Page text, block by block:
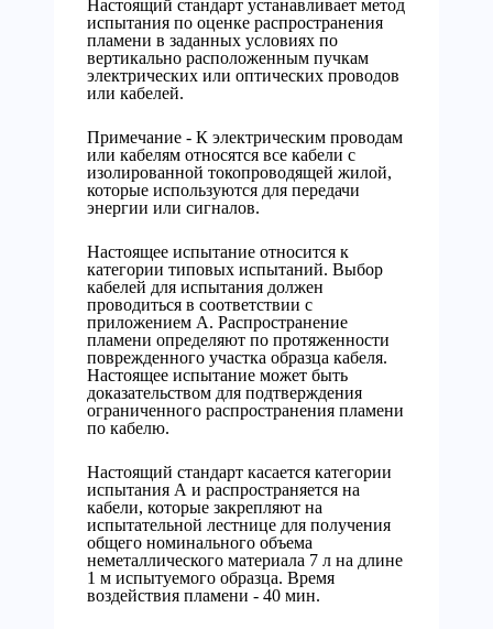
Настоящий стандарт устанавливает метод
испытания по оценке распространения
пламени в заданных условиях по
вертикально расположенным пучкам
электрических или оптических проводов
или кабелей.
Примечание - К электрическим проводам
или кабелям относятся все кабели с
изолированной токопроводящей жилой,
которые используются для передачи
энергии или сигналов.
Настоящее испытание относится к
категории типовых испытаний. Выбор
кабелей для испытания должен
проводиться в соответствии с
приложением А. Распространение
пламени определяют по протяженности
поврежденного участка образца кабеля.
Настоящее испытание может быть
доказательством для подтверждения
ограниченного распространения пламени
по кабелю.
Настоящий стандарт касается категории
испытания А и распространяется на
кабели, которые закрепляют на
испытательной лестнице для получения
общего номинального объема
неметаллического материала 7 л на длине
1 м испытуемого образца. Время
воздействия пламени - 40 мин.